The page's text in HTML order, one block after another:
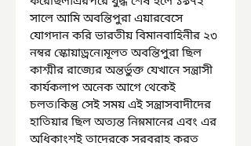
সালে আমি অবন্তিপুরা এয়ারবেসে
যোগদান করি ভারতীয় বিমানবাহিনীর ২৩
নম্বর স্কোয়াড্রনে৷মূলত অবন্তিপুরা ছিল
কাশ্মীর রাজ্যের অন্তর্ভুক্ত যেখানে সন্ত্রাসী
কার্যকলাপ অনেক আগে থেকেই
চলত৷কিন্তু সেই সময় এই সন্ত্রাসবাদীদের
হাতিয়ার ছিল অত্যন্ত নিম্নমানের এবং এর
অধিকাংশই তাদেরকে সরবরাহ করত